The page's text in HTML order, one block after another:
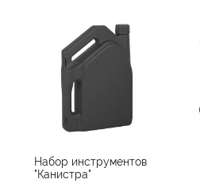
ПРОИЗВОДИТЕЛЬ
ganzo
HIPER
ПРИМЕНИТЬ
Набор инструментов
"Канистра"